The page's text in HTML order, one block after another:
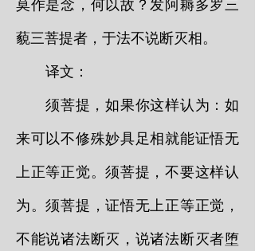
莫作是念，何以故？发阿耨多罗三
藐三菩提者，于法不说断灭相。
译文：
须菩提，如果你这样认为：如
来可以不修殊妙具足相就能证悟无
上正等正觉。须菩提，不要这样认
为。须菩提，证悟无上正等正觉，
不能说诸法断灭，说诸法断灭者堕